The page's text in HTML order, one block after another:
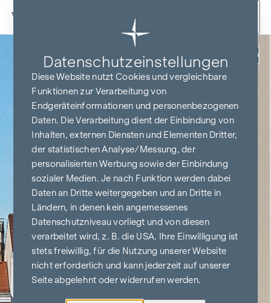
Zum Inhalt springen
Datenschutz­einstellungen
Diese Website nutzt Cookies und vergleichbare
Funktionen zur Verarbeitung von
Endgeräteinformationen und personenbezogenen
Daten. Die Verarbeitung dient der Einbindung von
Inhalten, externen Diensten und Elementen Dritter,
der statistischen Analyse/Messung, der
personalisierten Werbung sowie der Einbindung
sozialer Medien. Je nach Funktion werden dabei
Daten an Dritte weitergegeben und an Dritte in
Ländern, in denen kein angemessenes
Datenschutzniveau vorliegt und von diesen
verarbeitet wird, z. B. die USA. Ihre Einwilligung ist
stets freiwillig, für die Nutzung unserer Website
nicht erforderlich und kann jederzeit auf unserer
Seite abgelehnt oder widerrufen werden.